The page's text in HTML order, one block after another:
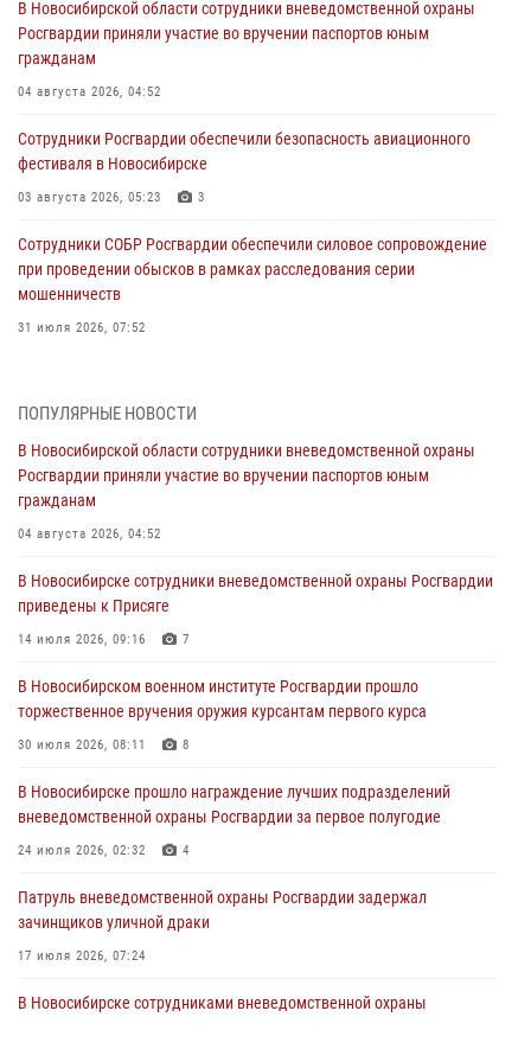
В Новосибирской области сотрудники вневедомственной охраны
Росгвардии приняли участие во вручении паспортов юным
гражданам
04 августа 2026, 04:52
Сотрудники Росгвардии обеспечили безопасность авиационного
фестиваля в Новосибирске
03 августа 2026, 05:23 3
Сотрудники СОБР Росгвардии обеспечили силовое сопровождение
при проведении обысков в рамках расследования серии
мошенничеств
31 июля 2026, 07:52
При силовой поддержке бойцов ОМОН и СОБР Росгвардии
пресечена деятельность группы лиц, причастных к мошенничеству
в сфере страхования
В Новосибирске сотрудниками вневедомственной охраны
Росгвардии задержан гражданин, находящийся в розыске
В Новосибирске военнослужащие отряда спецназа «Ермак»
Росгвардии провели занятия по беспарашютному десантированию
В Новосибирске военнослужащие Росгвардии почтили память детей
– жертв войны в Донбассе
ПОПУЛЯРНЫЕ НОВОСТИ
В Новосибирской области сотрудники вневедомственной охраны
Росгвардии приняли участие во вручении паспортов юным
гражданам
04 августа 2026, 04:52
В Новосибирске сотрудники вневедомственной охраны Росгвардии
приведены к Присяге
14 июля 2026, 09:16 7
В Новосибирском военном институте Росгвардии прошло
торжественное вручения оружия курсантам первого курса
30 июля 2026, 08:11 8
В Новосибирске прошло награждение лучших подразделений
вневедомственной охраны Росгвардии за первое полугодие
24 июля 2026, 02:32 4
Патруль вневедомственной охраны Росгвардии задержал
зачинщиков уличной драки
17 июля 2026, 07:24
В Новосибирске сотрудниками вневедомственной охраны